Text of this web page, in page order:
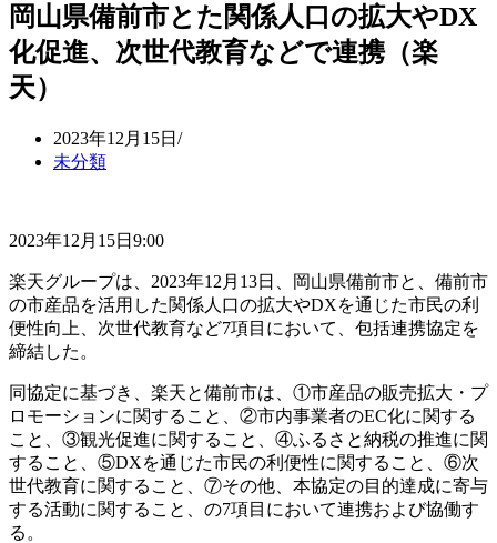
岡山県備前市とた関係人口の拡大やDX
化促進、次世代教育などで連携（楽
天）
2023年12月15日
未分類
2023年12月15日9:00
楽天グループは、2023年12月13日、岡山県備前市と、備前市
の市産品を活用した関係人口の拡大やDXを通じた市民の利
便性向上、次世代教育など7項目において、包括連携協定を
締結した。
同協定に基づき、楽天と備前市は、①市産品の販売拡大・プ
ロモーションに関すること、②市内事業者のEC化に関する
こと、③観光促進に関すること、④ふるさと納税の推進に関
すること、⑤DXを通じた市民の利便性に関すること、⑥次
世代教育に関すること、⑦その他、本協定の目的達成に寄与
する活動に関すること、の7項目において連携および協働す
る。